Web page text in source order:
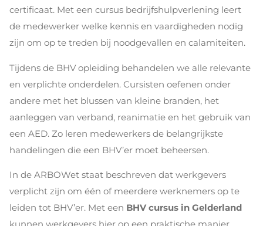
certificaat. Met een cursus bedrijfshulpverlening leert
de medewerker welke kennis en vaardigheden nodig
zijn om op te treden bij noodgevallen en calamiteiten.
Tijdens de BHV opleiding behandelen we alle relevante
en verplichte onderdelen. Cursisten oefenen onder
andere met het blussen van kleine branden, het
aanleggen van verband, reanimatie en het gebruik van
een AED. Zo leren medewerkers de belangrijkste
handelingen die een BHV’er moet beheersen.
In de ARBOWet staat beschreven dat werkgevers
verplicht zijn om één of meerdere werknemers op te
leiden tot BHV’er. Met een BHV cursus in Gelderland